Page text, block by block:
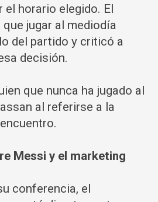
el horario elegido. El
jugar al mediodía
del partido y criticó a
decisión.
que nunca ha jugado al
al referirse a la
Messi y el marketing
conferencia, el